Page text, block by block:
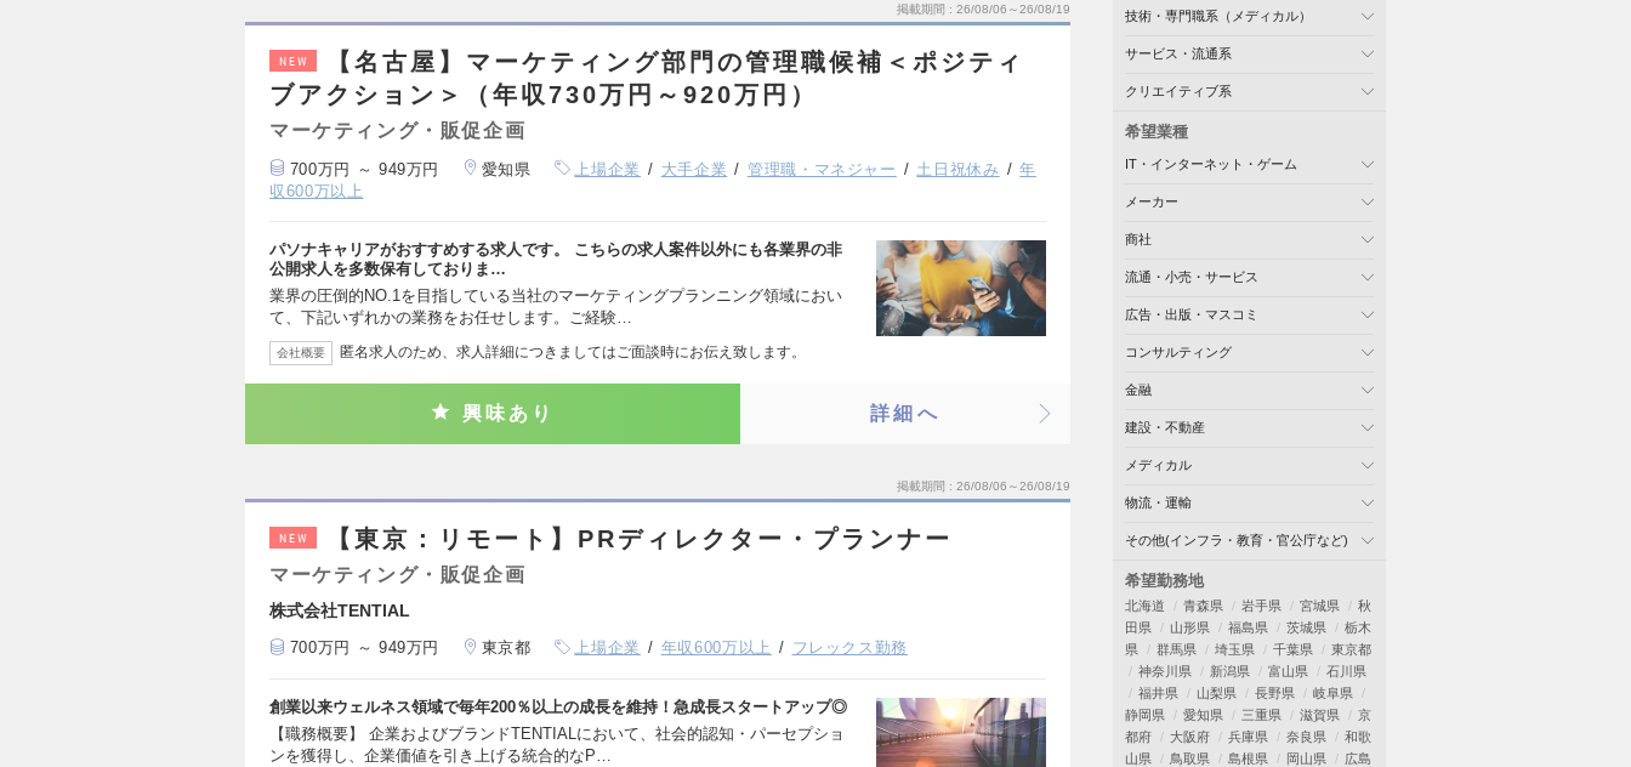
掲載期間 26/08/06～26/08/19
NEW
【名古屋】マーケティング部門の管理職候補＜ポジティ
ブアクション＞（年収730万円～920万円）
マーケティング・販促企画
700万円 ～ 949万円 愛知県 上場企業 大手企業 管理職・マネジャー 土日祝休み
年
収600万以上
パソナキャリアがおすすめする求人です。 こちらの求人案件以外にも各業界の非
公開求人を多数保有しておりま…
業界の圧倒的NO.1を目指している当社のマーケティングプランニング領域におい
て、下記いずれかの業務をお任せします。ご経験…
会社概要 匿名求人のため、求人詳細につきましてはご面談時にお伝え致します。
興味あり 詳細へ
掲載期間 26/08/06～26/08/19
NEW 【東京：リモート】PRディレクター・プランナー
マーケティング・販促企画
株式会社TENTIAL
700万円 ～ 949万円 東京都 上場企業 年収600万以上 フレックス勤務
創業以来ウェルネス領域で毎年200％以上の成長を維持！急成長スタートアップ◎
【職務概要】 企業およびブランドTENTIALにおいて、社会的認知・パーセプショ
ンを獲得し、企業価値を引き上げる統合的なP…
技術・専門職系（メディカル）
サービス・流通系
クリエイティブ系
希望業種
IT・インターネット・ゲーム
メーカー
商社
流通・小売・サービス
広告・出版・マスコミ
コンサルティング
金融
建設・不動産
メディカル
物流・運輸
その他(インフラ・教育・官公庁など)
希望勤務地
北海道 青森県 岩手県 宮城県
秋
田県
山形県 福島県 茨城県
栃木
県
群馬県 埼玉県 千葉県
東京都
神奈川県
新潟県 富山県
石川県
福井県
山梨県 長野県
岐阜県
静岡県
愛知県 三重県 滋賀県
京
都府
大阪府 兵庫県 奈良県
和歌
山県
鳥取県 島根県 岡山県
広島